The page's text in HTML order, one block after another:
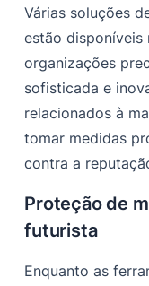
Várias soluções
estão disponíveis
organizações
sofisticada e
relacionados à
tomar medidas
contra a
Proteção de
futurista
Enquanto as